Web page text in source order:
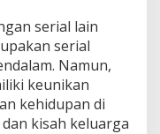
serial lain
serial
Namun,
keunikan
kehidupan di
kisah keluarga